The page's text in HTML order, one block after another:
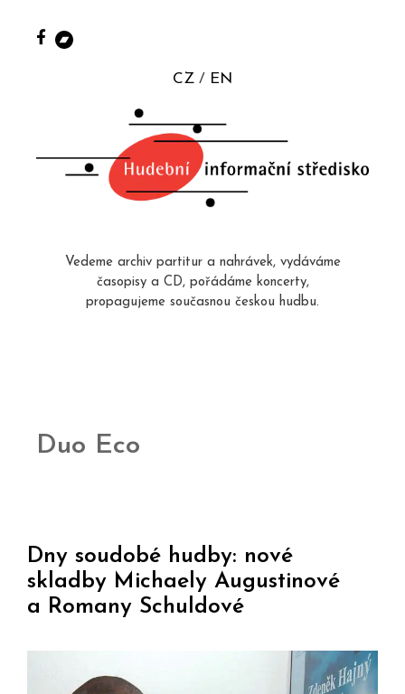
CZ EN
Vedeme archiv partitur a nahrávek, vydáváme
časopisy a CD, pořádáme koncerty,
propagujeme současnou českou hudbu.
Duo Eco
Dny soudobé hudby: nové
skladby Michaely Augustinové
a Romany Schuldové